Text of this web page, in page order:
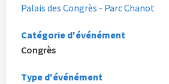
Palais des Congrès - Parc Chanot
Catégorie d'événément
Congrès
Type d'événément